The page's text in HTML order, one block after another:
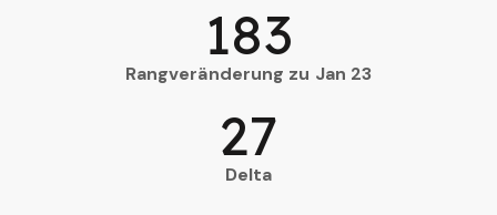
Rangveränderung zu Jan 23
183
Delta
27